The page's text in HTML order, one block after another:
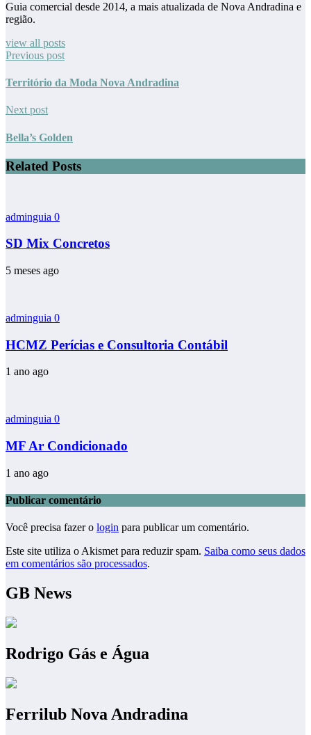
Guia comercial desde 2014, a mais atualizada de Nova Andradina e
região.
view all posts
Previous post
Território da Moda Nova Andradina
Next post
Bella’s Golden
Related Posts
adminguia 0
SD Mix Concretos
5 meses ago
adminguia 0
HCMZ Perícias e Consultoria Contábil
1 ano ago
adminguia 0
MF Ar Condicionado
1 ano ago
Publicar comentário
Você precisa fazer o login para publicar um comentário.
Este site utiliza o Akismet para reduzir spam. Saiba como seus dados
em comentários são processados.
GB News
Rodrigo Gás e Água
Ferrilub Nova Andradina